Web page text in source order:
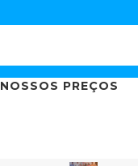
NOSSOS PREÇOS